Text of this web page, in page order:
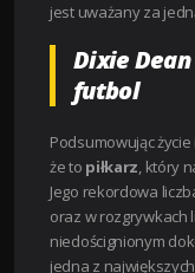
jest uważany za
Dixie
futbol
Podsumowując
że to piłkarz, który
Jego rekordowa
oraz w rozgrywkach
niedoścignionym
jedna z